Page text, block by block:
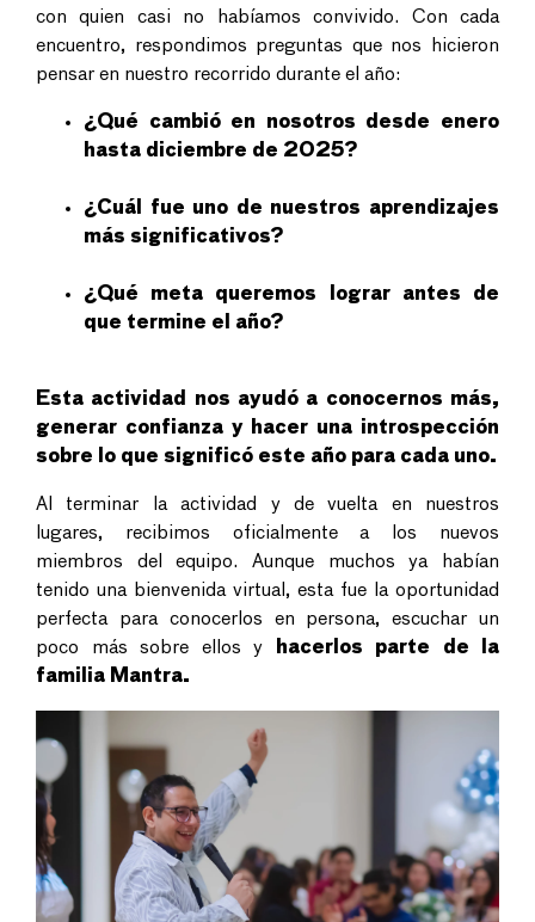
con quien casi no habíamos convivido. Con cada
encuentro, respondimos preguntas que nos hicieron
pensar en nuestro recorrido durante el año:
¿Qué cambió en nosotros desde enero
hasta diciembre de 2025?
¿Cuál fue uno de nuestros aprendizajes
más significativos?
¿Qué meta queremos lograr antes de
que termine el año?
Esta actividad nos ayudó a conocernos más,
generar confianza y hacer una introspección
sobre lo que significó este año para cada uno.
Al terminar la actividad y de vuelta en nuestros
lugares, recibimos oficialmente a los nuevos
miembros del equipo. Aunque muchos ya habían
tenido una bienvenida virtual, esta fue la oportunidad
perfecta para conocerlos en persona, escuchar un
poco más sobre ellos y
hacerlos parte de la
familia Mantra.